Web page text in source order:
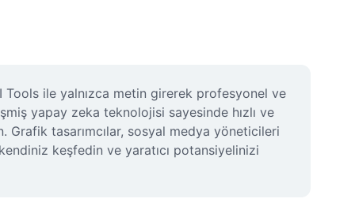
ile yalnızca metin girerek profesyonel ve
yapay zeka teknolojisi sayesinde hızlı ve
tasarımcılar, sosyal medya yöneticileri
keşfedin ve yaratıcı potansiyelinizi